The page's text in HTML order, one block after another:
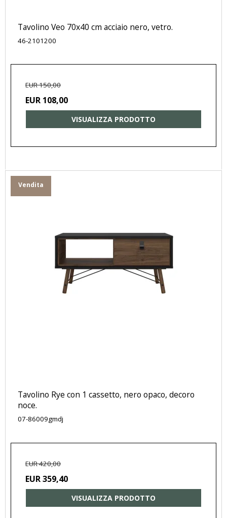
Tavolino Veo 70x40 cm acciaio nero, vetro.
46-2101200
EUR 150,00
EUR 108,00
VISUALIZZA PRODOTTO
Vendita
Tavolino Rye con 1 cassetto, nero opaco, decoro
noce.
07-86009gmdj
EUR 420,00
EUR 359,40
VISUALIZZA PRODOTTO